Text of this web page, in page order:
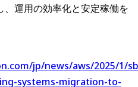
運用の効率化と安定稼働を
jp/news/aws/2025/1/
systems-migration-to-